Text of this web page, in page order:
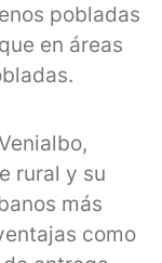
pobladas
en áreas
rural y su
más
como